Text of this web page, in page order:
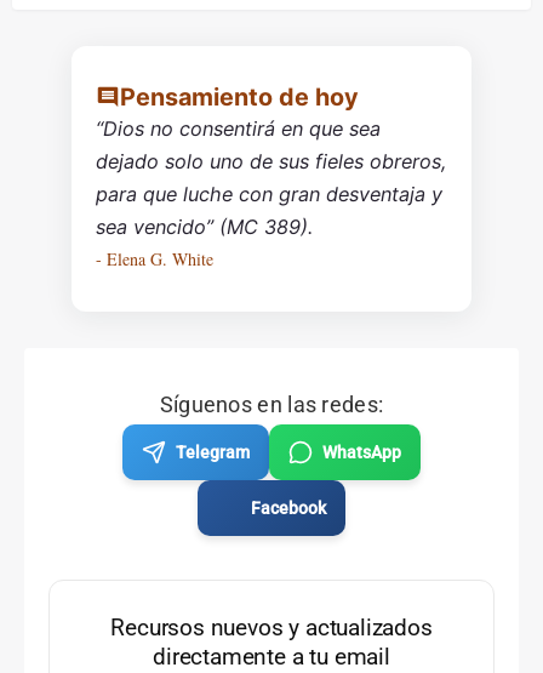
Pensamiento de hoy
“Dios no consentirá en que sea
dejado solo uno de sus fieles obreros,
para que luche con gran desventaja y
sea vencido” (MC 389).
- Elena G. White
Síguenos en las redes:
Telegram WhatsApp
Facebook
Recursos nuevos y actualizados
directamente a tu email